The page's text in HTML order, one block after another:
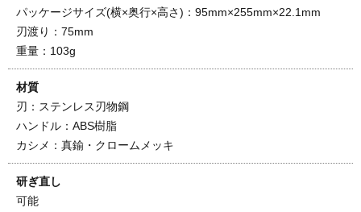
パッケージサイズ(横×奥行×高さ)：95mm×255mm×22.1mm
刃渡り：75mm
重量：103g
材質
刃：ステンレス刃物鋼
ハンドル：ABS樹脂
カシメ：真鍮・クロームメッキ
研ぎ直し
可能